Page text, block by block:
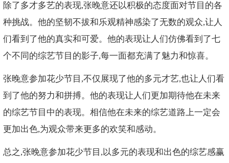
除了多才多艺的表现,张晚意还以积极的态度面对节目的各
种挑战。他的坚韧不拔和乐观精神感染了无数的观众,让人
们看到了他的真实和可爱。他的表现让人们仿佛看到了七
个不同的综艺节目的影子,每一面都充满了魅力和惊喜。
张晚意参加花少节目,不仅展现了他的多元才艺,也让人们看
到了他的努力和拼搏。他的表现让人们更加期待他在未来
的综艺节目中的表现。相信他在未来的综艺道路上一定会
更加出色,为观众带来更多的欢笑和感动。
总之,张晚意参加花少节目,以多元的表现和出色的综艺感赢